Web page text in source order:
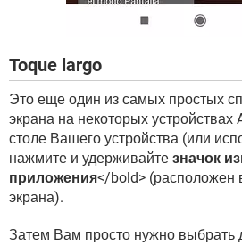
Toque largo
Это еще один из самых простых
экрана на некоторых
столе Вашего устройства (или
нажмите и удерживайте значок
приложения</bold> (расположен
экрана).
Затем Вам просто нужно выбрать